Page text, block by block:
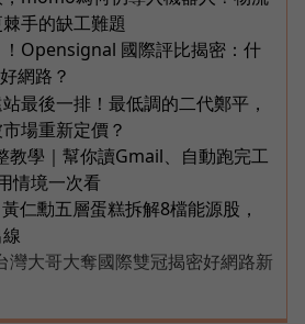
手的缺工難題
Opensignal 國際評比揭密：什
網路？
最後一排！最低調的二代鄭平，
場重新定價？
教學｜幫你讀Gmail、自動跑完工
情境一次看
仁勳五層蛋糕拆解8檔能源股，
灣大哥大奪國際雙冠揭密好網路新